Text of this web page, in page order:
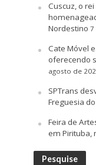
Cuscuz, o
Nordestino 7
Cate Móvel
oferecendo
agosto de
SPTrans
Freguesia
Feira de
em Pirituba,
Pesquise